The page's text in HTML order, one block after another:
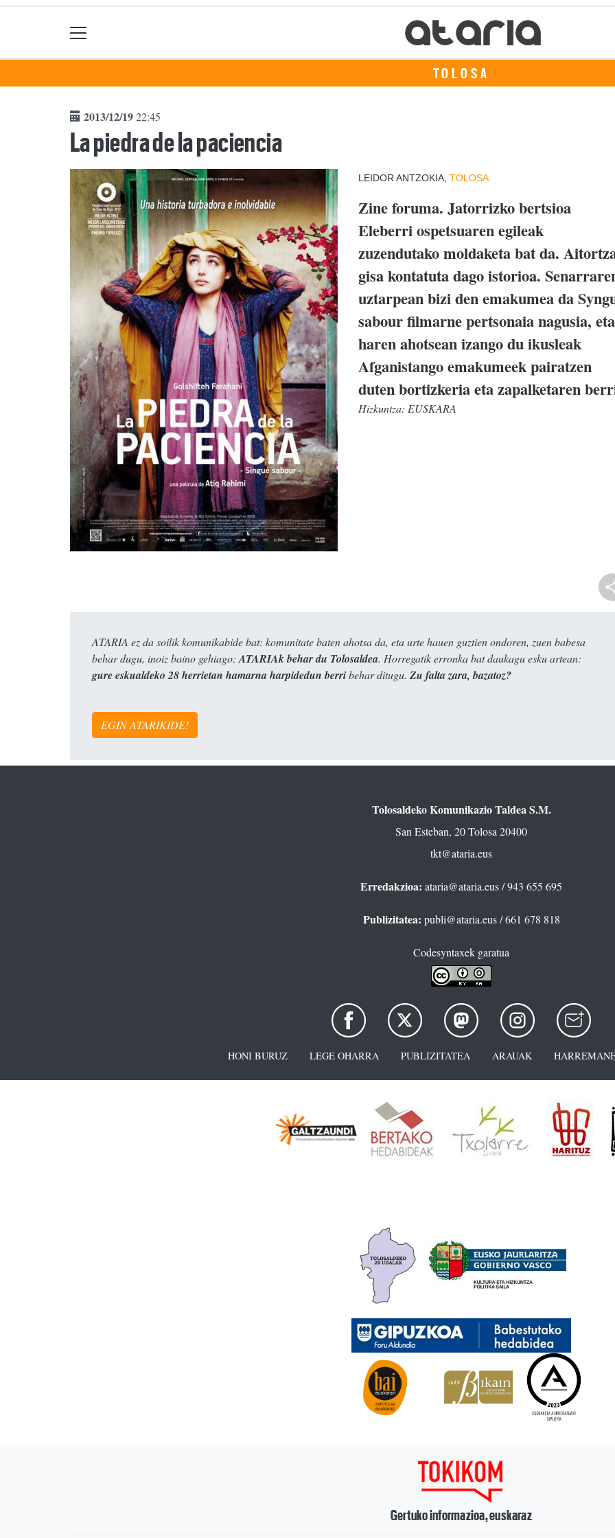
TOLOSA
2013/12/1922:45
La piedra de la paciencia
LEIDOR ANTZOKIA, TOLOSA
Zine foruma. Jatorrizko bertsioa
Eleberri ospetsuaren egileak
zuzendutako moldaketa bat da.
gisa kontatuta dago istorioa.
uztarpean bizi den emakumea da
sabour filmarne pertsonaia nagusia, eta
haren ahotsean izango du ikusleak
Afganistango emakumeek pairatzen
duten bortizkeria eta zapalketaren
Hizkuntza: EUSKARA
ATARIA ez da soilik komunikabide bat: komunitate baten ahotsa da, eta urte hauen guztien ondoren, zuen babesa
behar dugu, inoiz baino gehiago:ATARIAk behar du Tolosaldea. Horregatik erronka bat daukagu esku artean:
gure eskualdeko 28 herrietan hamarna harpidedun berribehar ditugu. Zu falta zara, bazatoz?
EGIN ATARIKIDE!
Tolosaldeko Komunikazio Taldea S.M.
San Esteban, 20 Tolosa 20400
tkt@ataria.eus
Erredakzioa: ataria@ataria.eus/ 943 655 695
Publizitatea: publi@ataria.eus/ 661 678 818
Codesyntaxek garatua
HONI BURUZ LEGE OHARRA PUBLIZITATEA ARAUAK
Gertuko informazioa, euskaraz